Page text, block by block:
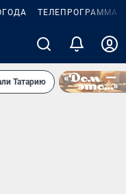
ТЕЛЕПРОГРАММА
Татарию